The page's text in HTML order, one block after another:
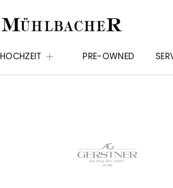
HOCHZEIT PRE-OWNED